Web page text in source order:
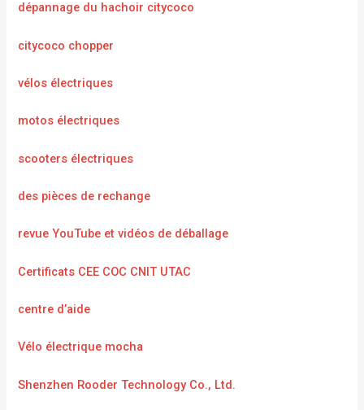
dépannage du hachoir citycoco
citycoco chopper
vélos électriques
motos électriques
scooters électriques
des pièces de rechange
revue YouTube et vidéos de déballage
Certificats CEE COC CNIT UTAC
centre d’aide
Vélo électrique mocha
Shenzhen Rooder Technology Co., Ltd.